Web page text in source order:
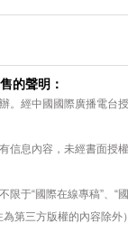
的聲明：
。經中國國際廣播電台
信息內容，未經書面
于“國際在線專稿”、“
第三方版權的內容除